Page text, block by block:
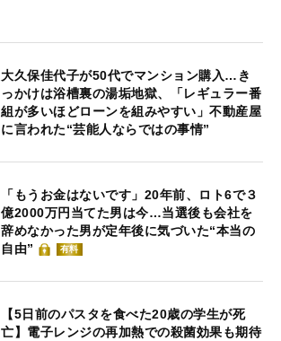
大久保佳代子が50代でマンション購入…き
っかけは浴槽裏の湯垢地獄、「レギュラー番
組が多いほどローンを組みやすい」不動産屋
に言われた“芸能人ならではの事情”
「もうお金はないです」20年前、ロト6で３
億2000万円当てた男は今…当選後も会社を
辞めなかった男が定年後に気づいた“本当の
自由”
有料
【5日前のパスタを食べた20歳の学生が死
亡】電子レンジの再加熱での殺菌効果も期待